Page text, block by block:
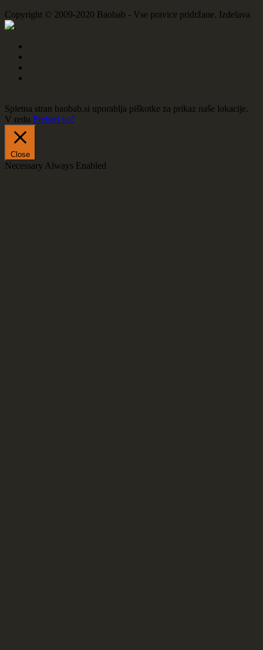
Copyright © 2009-2020 Baobab - Vse pravice pridržane. Izdelava
.
Spletna stran baobab.si uporablja piškotke za prikaz naše lokacije.
V redu Preberi več
Close
Necessary Always Enabled